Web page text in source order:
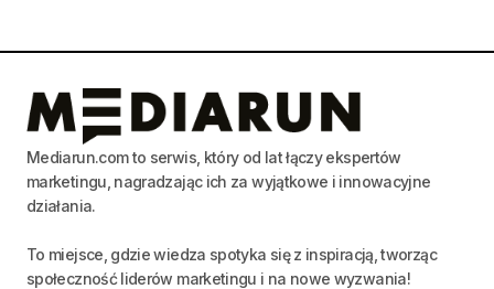
Mediarun.com to serwis, który od lat łączy ekspertów
marketingu, nagradzając ich za wyjątkowe i innowacyjne
działania.
To miejsce, gdzie wiedza spotyka się z inspiracją, tworząc
społeczność liderów marketingu i na nowe wyzwania!